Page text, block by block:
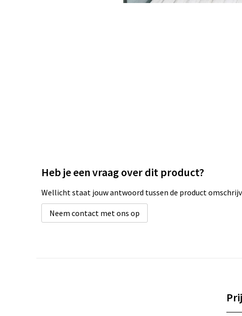
Heb je een vraag over dit product?
Wellicht staat jouw antwoord tussen de product
Neem contact met ons op